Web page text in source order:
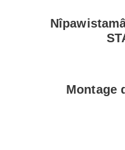
Montage